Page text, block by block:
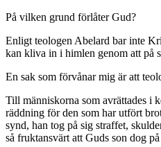
På vilken grund förlåter Gud?
Enligt teologen Abelard bar inte
kan kliva in i himlen genom att på
En sak som förvånar mig är att
Till människorna som avrättades i
räddning för den som har utfört
synd, han tog på sig straffet,
så fruktansvärt att Guds son dog